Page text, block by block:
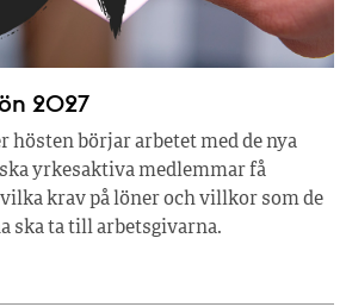
2027
hösten börjar arbetet med de nya
yrkesaktiva medlemmar få
krav på löner och villkor som de
ska ta till arbetsgivarna.